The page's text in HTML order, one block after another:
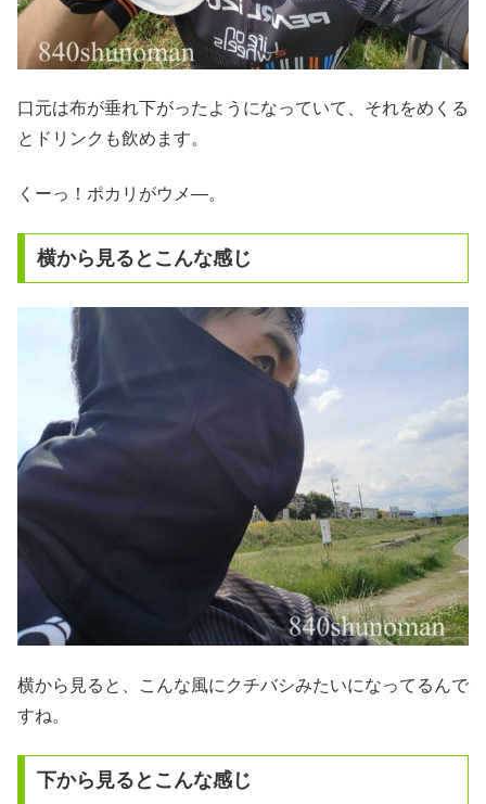
口元は布が垂れ下がったようになっていて、それをめくる
とドリンクも飲めます。
くーっ！ポカリがウメ―。
横から見るとこんな感じ
横から見ると、こんな風にクチバシみたいになってるんで
すね。
下から見るとこんな感じ